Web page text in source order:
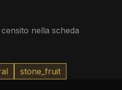
nella scheda
stone_fruit